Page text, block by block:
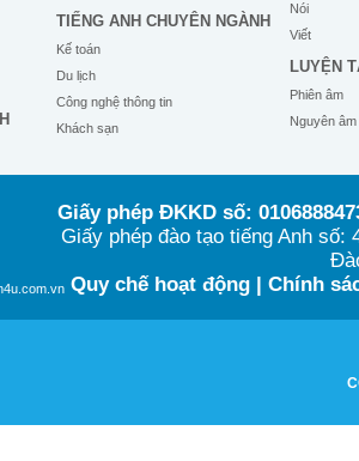
TIẾNG ANH CHUYÊN NGÀNH
Kế toán
Du lịch
Công nghệ thông tin
Khách sạn
Nói
Viết
LUYỆN
Phiên âm
Nguyên âm
Giấy phép ĐKKD số:
Giấy phép đào tạo tiếng Anh
Quy chế hoạt động| Chính